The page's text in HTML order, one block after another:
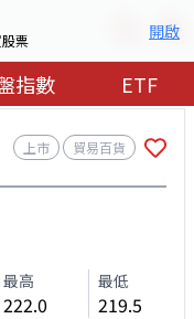
票 開啟
指數 ETF
上市 貿易百貨
最高
222.0
最低
219.5